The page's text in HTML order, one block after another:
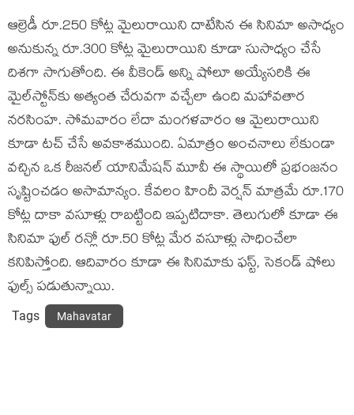
ఆల్రెడీ రూ.250 కోట్ల మైలురాయిని దాటేసిన ఈ సినిమా అసాధ్యం
అనుకున్న రూ.300 కోట్ల మైలురాయిని కూడా సుసాధ్యం చేసే
దిశ‌గా సాగుతోంది. ఈ వీకెండ్ అన్ని షోలూ అయ్యేస‌రికి ఈ
మైల్‌స్టోన్‌కు అత్యంత చేరువగా వ‌చ్చేలా ఉంది మ‌హావ‌తార
న‌ర‌సింహ. సోమ‌వారం లేదా మంగ‌ళ‌వారం ఆ మైలురాయిని
కూడా ట‌చ్ చేసే అవ‌కాశ‌ముంది. ఏమాత్రం అంచ‌నాలు లేకుండా
వ‌చ్చిన ఒక రీజ‌న‌ల్ యానిమేష‌న్ మూవీ ఈ స్థాయిలో ప్ర‌భంజ‌నం
సృష్టించ‌డం అసామాన్యం. కేవ‌లం హిందీ వెర్ష‌న్ మాత్ర‌మే రూ.170
కోట్ల దాకా వ‌సూళ్లు రాబ‌ట్టింది ఇప్ప‌టిదాకా. తెలుగులో కూడా ఈ
సినిమా ఫుల్ ర‌న్లో రూ.50 కోట్ల మేర వ‌సూళ్లు సాధించేలా
క‌నిపిస్తోంది. ఆదివారం కూడా ఈ సినిమాకు ఫ‌స్ట్, సెకండ్ షోలు
ఫుల్స్ ప‌డుతున్నాయి.
Tags Mahavatar